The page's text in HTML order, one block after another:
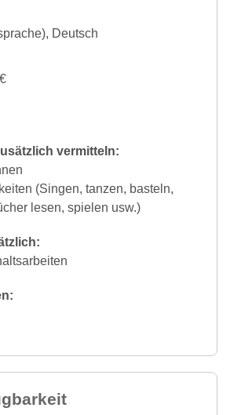
Deutsch
vermitteln:
(Singen, tanzen, basteln,
lesen, spielen usw.)